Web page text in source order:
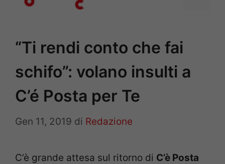
“Ti rendi conto che fai
schifo”: volano insulti a
C’é Posta per Te
Gen 11, 2019 di Redazione
C’è grande attesa sul ritorno di C’è Posta